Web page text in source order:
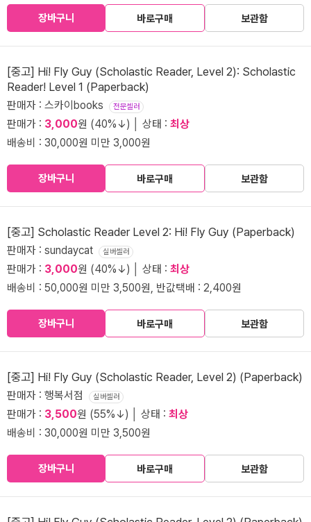
장바구니 바로구매 보관함
[중고] Hi! Fly Guy (Scholastic Reader, Level 2): Scholastic
Reader! Level 1 (Paperback)
판매자 : 스카이books 전문셀러
판매가 : 3,000원 (40%↓) │ 상태 : 최상
배송비 : 30,000원 미만 3,000원
장바구니 바로구매 보관함
[중고] Scholastic Reader Level 2: Hi! Fly Guy (Paperback)
판매자 : sundaycat 실버셀러
판매가 : 3,000원 (40%↓) │ 상태 : 최상
배송비 : 50,000원 미만 3,500원, 반값택배 : 2,400원
장바구니 바로구매 보관함
[중고] Hi! Fly Guy (Scholastic Reader, Level 2) (Paperback)
판매자 : 행복서점 실버셀러
판매가 : 3,500원 (55%↓) │ 상태 : 최상
배송비 : 30,000원 미만 3,500원
장바구니 바로구매 보관함